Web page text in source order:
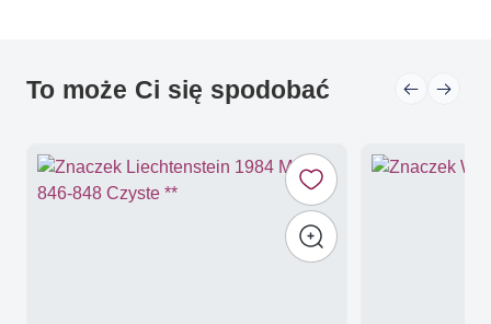
To może Ci się spodobać